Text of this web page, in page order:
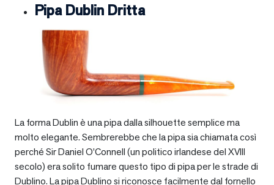
Pipa Dublin Dritta
La forma Dublin è una pipa dalla silhouette semplice ma
molto elegante. Sembrerebbe che la pipa sia chiamata così
perché Sir Daniel O’Connell (un politico irlandese del XVIII
secolo) era solito fumare questo tipo di pipa per le strade di
Dublino. La pipa Dublino si riconosce facilmente dal fornello